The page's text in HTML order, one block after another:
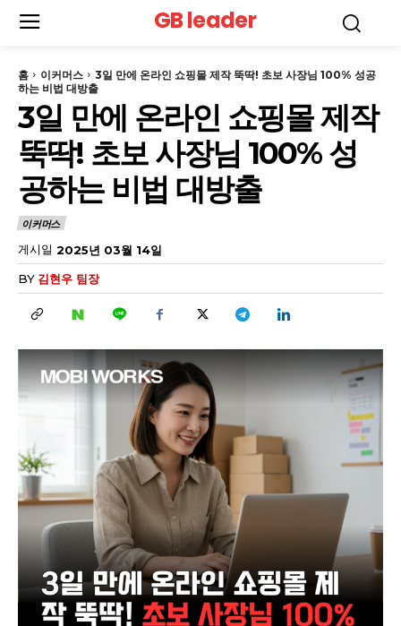
GB leader
홈 이커머스
3일 만에 온라인 쇼핑몰 제작 뚝딱! 초보 사장님 100% 성공
하는 비법 대방출
3일 만에 온라인 쇼핑몰 제작
뚝딱! 초보 사장님 100% 성
공하는 비법 대방출
이커머스
게시일 2025년 03월 14일
BY 김현우 팀장